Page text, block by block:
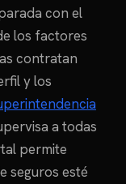
con el
los factores
contratan
y los
a todas
permite
seguros esté